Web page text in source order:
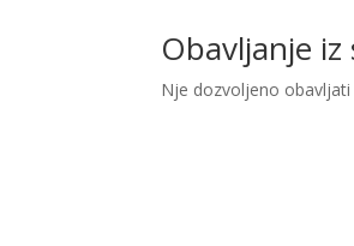
Obavljanje
Nje dozvoljeno